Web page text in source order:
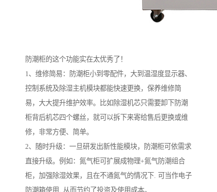
防潮柜的这个功能实在太优秀了！
1、维修简易：防潮柜小到零配件，大到温湿度显示器、
控制系统及除湿主机模块都能快速更换，保养维修简
易，大大提升维护效率。比如除湿机芯只需要卸下防潮
柜背后机芯四个螺丝，就可以拆下来寄给售后更换或维
修，非常方便、简单。
2、随时升级：一旦研发出新性能模块，防潮柜可依需求
直接升级。例如：氮气柜可扩展成物理+氮气防潮组合
柜，加强除湿效果，且在不通氮气的情况下. 可当作电子
防潮箱使用. 从而节约了投资及使用成本。